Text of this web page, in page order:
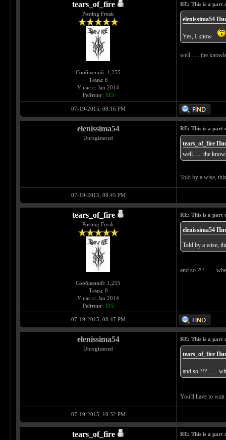
tears_of_fire
Posting Freak
Сообщений: 1,255
Темы: 8
У нас с: Jan 2014
Рейтинг: 115
RE: This is a part
elenissima54
Yes, I know
well...... the
07-19-2015, 08:16 PM
elenissima54
Unregistered
RE: This is a part
tears_of_fire
well...... the
Told by a wise,
07-19-2015, 08:45 PM
tears_of_fire
Posting Freak
Сообщений: 1,255
Темы: 8
У нас с: Jan 2014
Рейтинг: 115
RE: This is a part
elenissima54
Told by a wise,
and so ?!? ......
07-19-2015, 08:47 PM
elenissima54
Unregistered
RE: This is a part
tears_of_fire
and so ?!? ......
You'll have to
07-19-2015, 10:32 PM
tears_of_fire RE: This is a part